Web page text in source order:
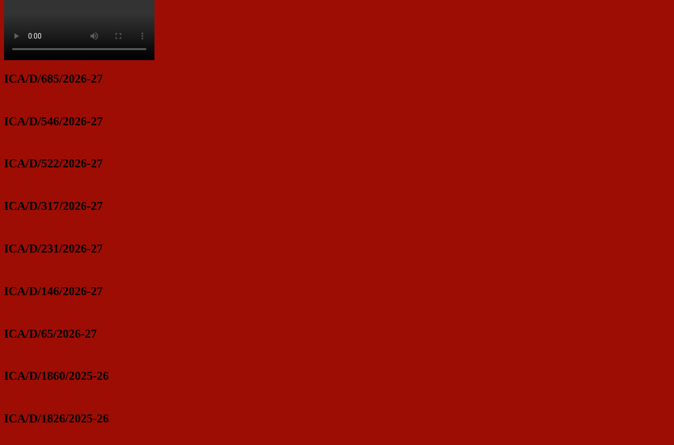
ICA/D/685/2026-27
ICA/D/546/2026-27
ICA/D/522/2026-27
ICA/D/317/2026-27
ICA/D/231/2026-27
ICA/D/146/2026-27
ICA/D/65/2026-27
ICA/D/1860/2025-26
ICA/D/1826/2025-26